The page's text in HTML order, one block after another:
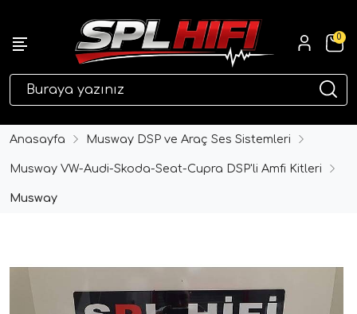
0
Anasayfa Musway DSP ve Araç Ses Sistemleri
Musway VW-Audi-Skoda-Seat-Cupra DSP'li Amfi Kitleri
Musway